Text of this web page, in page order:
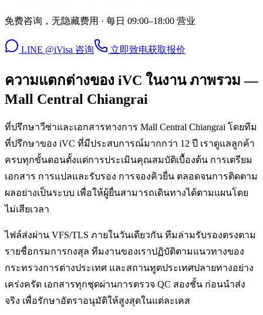
免费咨询，无隐藏费用 · 每日 09:00–18:00 营业
LINE @iVisa 咨询 立即致电获取报价
ความแตกต่างของ iVC ในงาน ภาพรวม —
Mall Central Chiangrai
ที่ปรึกษาวีซ่าและเอกสารทางการ Mall Central Chiangrai โดยทีม
ที่ปรึกษาของ iVC ที่มีประสบการณ์มากกว่า 12 ปี เราดูแลลูกค้า
ครบทุกขั้นตอนตั้งแต่การประเมินคุณสมบัติเบื้องต้น การเตรียม
เอกสาร การแปลและรับรอง การจองคิวยื่น ตลอดจนการติดตาม
ผลอย่างเป็นระบบ เพื่อให้ผู้ยื่นสามารถเดินทางได้ตามแผนโดย
ไม่เสียเวลา
ไฟล์ส่งผ่าน VFS/TLS ภายในวันเดียวกัน ทีมล่ามรับรองตรงตาม
รายชื่อกรมการกงสุล ทีมงานของเราปฏิบัติตามแนวทางของ
กระทรวงการต่างประเทศ และสถานทูตประเทศปลายทางอย่าง
เคร่งครัด เอกสารทุกชุดผ่านการตรวจ QC สองชั้น ก่อนนำส่ง
จริง เพื่อรักษาอัตราอนุมัติให้สูงสุดในแต่ละเคส